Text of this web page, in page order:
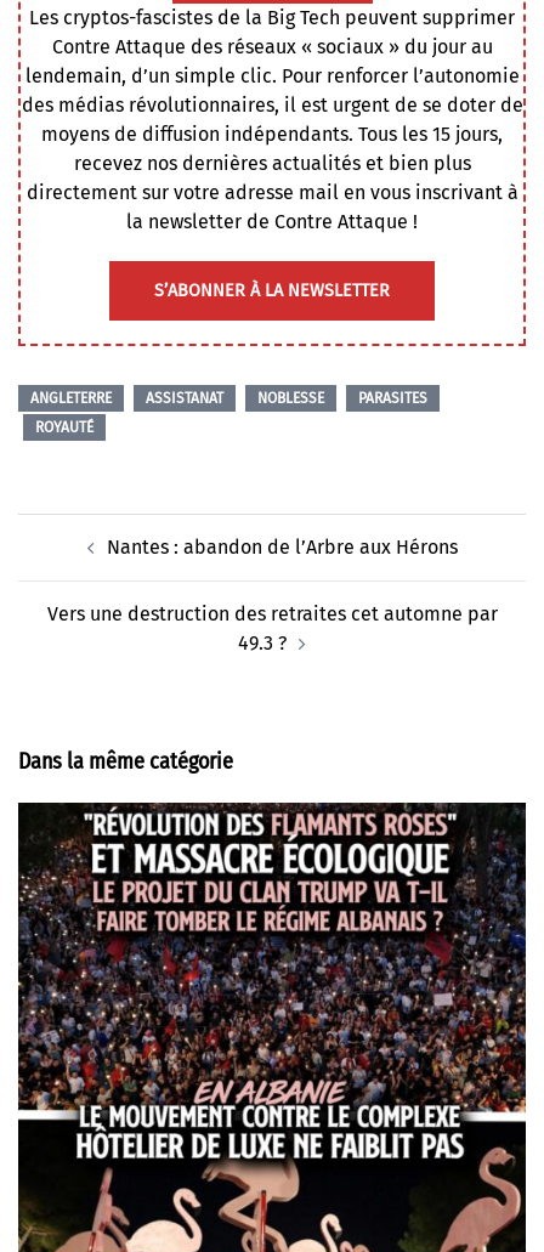
Les cryptos-fascistes de la Big Tech peuvent supprimer
Contre Attaque des réseaux « sociaux » du jour au
lendemain, d’un simple clic. Pour renforcer l’autonomie
des médias révolutionnaires, il est urgent de se doter de
moyens de diffusion indépendants. Tous les 15 jours,
recevez nos dernières actualités et bien plus
directement sur votre adresse mail en vous inscrivant à
la newsletter de Contre Attaque !
S’ABONNER À LA NEWSLETTER
ANGLETERRE ASSISTANAT NOBLESSE
PARASITES
ROYAUTÉ
d’article
Nantes : abandon de l’Arbre aux Hérons
Vers une destruction des retraites cet automne par
49.3 ?
Dans la même catégorie